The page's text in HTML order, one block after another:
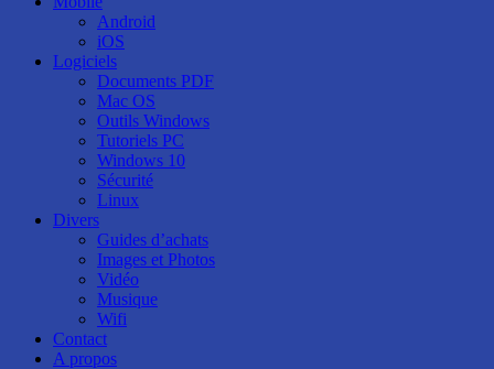
Android
iOS
Logiciels
Documents PDF
Mac OS
Outils Windows
Tutoriels PC
Windows 10
Sécurité
Linux
Divers
Guides d’achats
Images et Photos
Vidéo
Musique
Wifi
Contact
A propos